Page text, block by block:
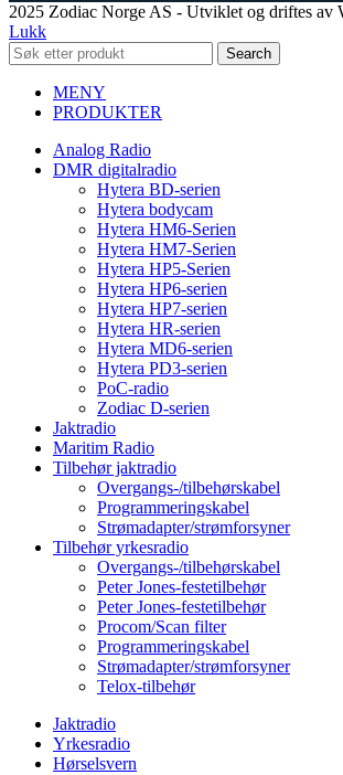
2025 Zodiac Norge AS - Utviklet og driftes av
Lukk
Search
MENY
PRODUKTER
Analog Radio
DMR digitalradio
Hytera BD-serien
Hytera bodycam
Hytera HM6-Serien
Hytera HM7-Serien
Hytera HP5-Serien
Hytera HP6-serien
Hytera HP7-serien
Hytera HR-serien
Hytera MD6-serien
Hytera PD3-serien
PoC-radio
Zodiac D-serien
Jaktradio
Maritim Radio
Tilbehør jaktradio
Overgangs-/tilbehørskabel
Programmeringskabel
Strømadapter/strømforsyner
Tilbehør yrkesradio
Overgangs-/tilbehørskabel
Peter Jones-festetilbehør
Peter Jones-festetilbehør
Procom/Scan filter
Programmeringskabel
Strømadapter/strømforsyner
Telox-tilbehør
Jaktradio
Yrkesradio
Hørselsvern